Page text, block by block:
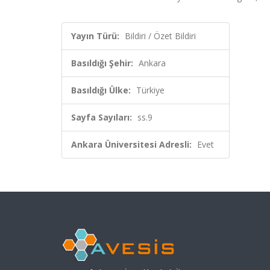
Yayın Türü: Bildiri / Özet Bildiri
Basıldığı Şehir: Ankara
Basıldığı Ülke: Türkiye
Sayfa Sayıları: ss.9
Ankara Üniversitesi Adresli: Evet